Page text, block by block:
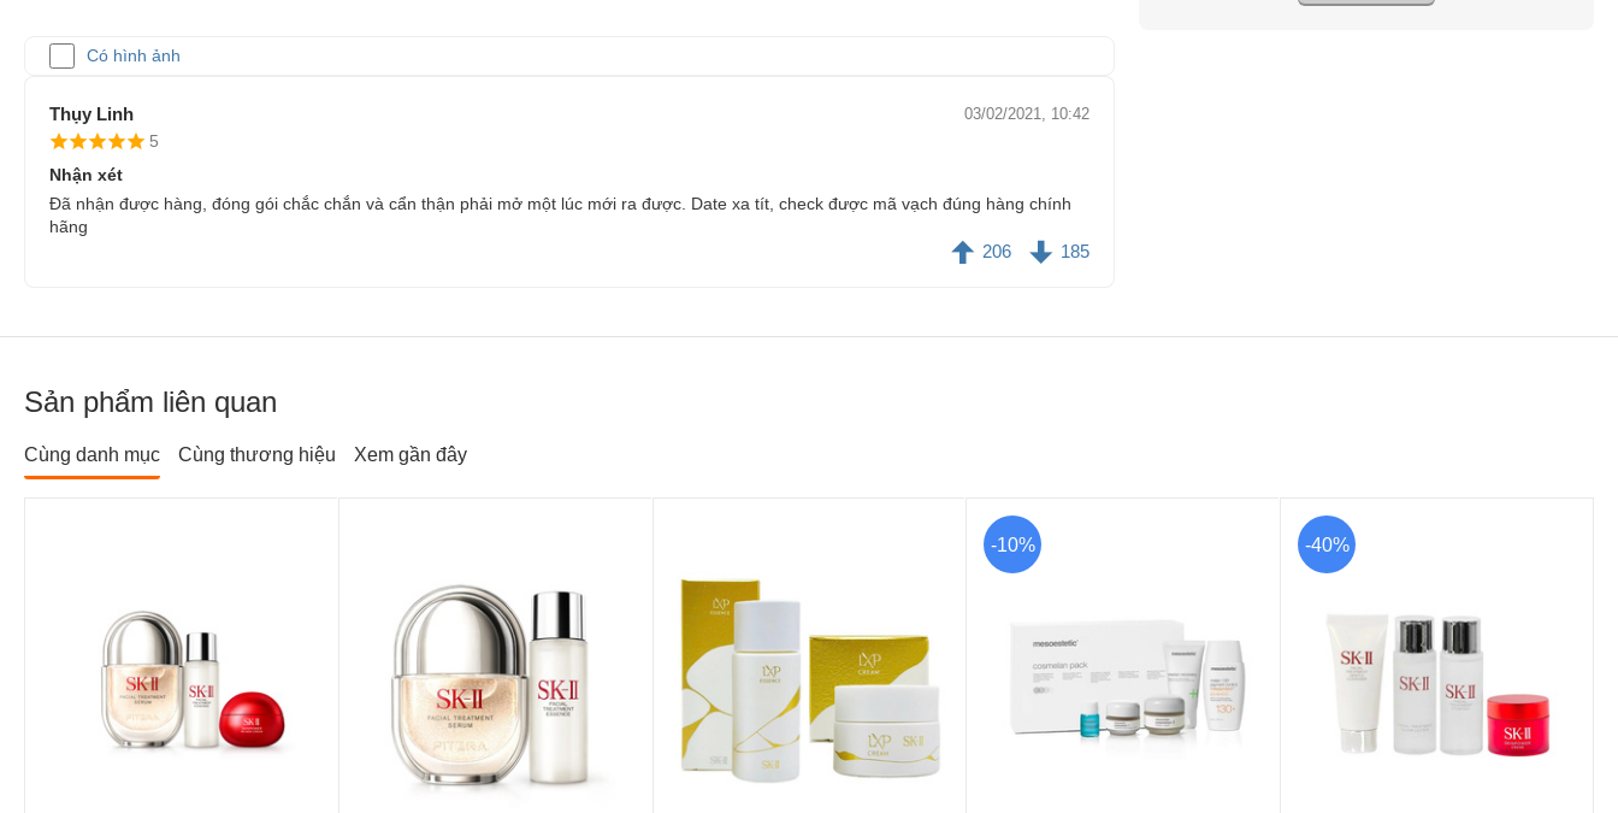
Có hình ảnh
Thụy Linh 03/02/2021, 10:42
5
Nhận xét
Đã nhận được hàng, đóng gói chắc chắn và cẩn thận phải mở một lúc mới ra được. Date xa tít, check được mã vạch đúng hàng chính
hãng
206 185
Sản phẩm liên quan
Cùng danh mục Cùng thương hiệu Xem gần đây
-10% -40%